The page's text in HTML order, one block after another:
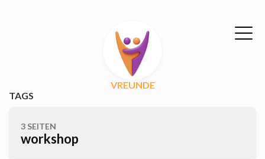
VREUNDE
TAGS
3 SEITEN
workshop